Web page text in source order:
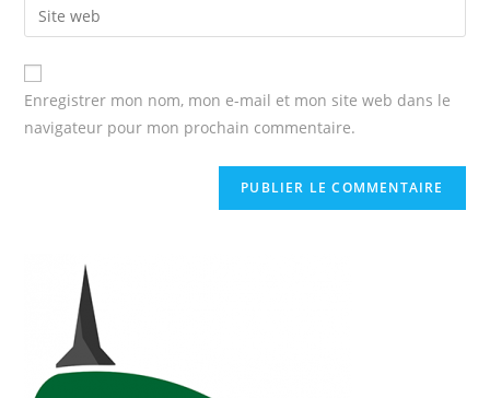
Enregistrer mon nom, mon e-mail et mon site web dans le
navigateur pour mon prochain commentaire.